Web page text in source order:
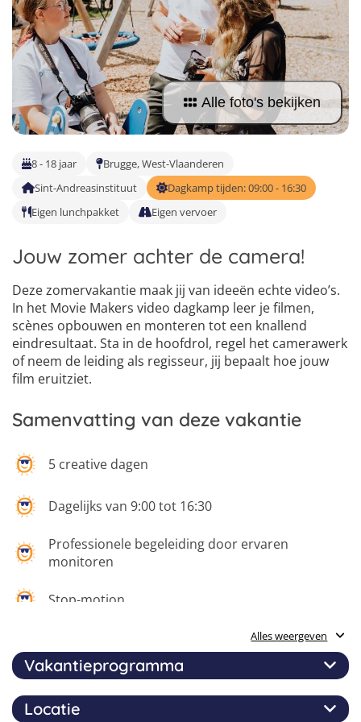
Malta
Nederland
Buitenland
Surfkampen Buitenland
Surfkampen 18+
Taalvakanties Duits
Taalvakanties Italiaans
Alle foto's bekijken
8 - 18 jaar
Brugge, West-Vlaanderen
Sint-Andreasinstituut
Dagkamp tijden: 09:00 - 16:30
Eigen lunchpakket
Eigen vervoer
Jouw zomer achter de camera!
Deze zomervakantie maak jij van ideeën echte video’s.
In het Movie Makers video dagkamp leer je filmen,
scènes opbouwen en monteren tot een knallend
eindresultaat. Sta in de hoofdrol, regel het camerawerk
of neem de leiding als regisseur, jij bepaalt hoe jouw
film eruitziet.
Samenvatting van deze vakantie
5 creative dagen
Dagelijks van 9:00 tot 16:30
Professionele begeleiding door ervaren
monitoren
Stop-motion
Film met de nieuwste gear
Alles weergeven
Vakantieprogramma
Tijdens het movie makers video dagkamp zit het
Locatie